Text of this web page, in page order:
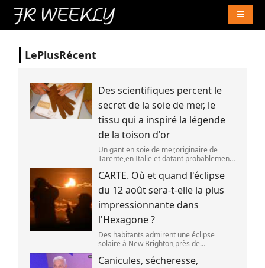
LePlusRécent
Des scientifiques percent le
secret de la soie de mer, le
tissu qui a inspiré la légende
de la toison d'or
Un gant en soie de mer,originaire de
Tarente,en Italie et datant probablement
JOHN HILL)
CARTE. Où et quand l'éclipse
du 12 août sera-t-elle la plus
impressionnante dans
l'Hexagone ?
Des habitants admirent une éclipse
solaire à New Brighton,près de
septembre 2025. (SANKA VIDANAGAMA )
Canicules, sécheresse,